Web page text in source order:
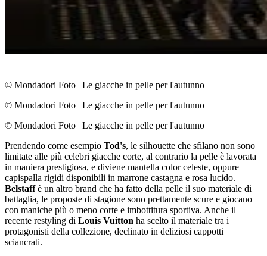
© Mondadori Foto | Le giacche in pelle per l'autunno
© Mondadori Foto | Le giacche in pelle per l'autunno
© Mondadori Foto | Le giacche in pelle per l'autunno
Prendendo come esempio Tod's, le silhouette che sfilano non sono
limitate alle più celebri giacche corte, al contrario la pelle è lavorata
in maniera prestigiosa, e diviene mantella color celeste, oppure
capispalla rigidi disponibili in marrone castagna e rosa lucido.
Belstaffè un altro brand che ha fatto della pelle il suo materiale di
battaglia, le proposte di stagione sono prettamente scure e giocano
con maniche più o meno corte e imbottitura sportiva. Anche il
recente restyling di Louis Vuitton ha scelto il materiale tra i
protagonisti della collezione, declinato in deliziosi cappotti
sciancrati.